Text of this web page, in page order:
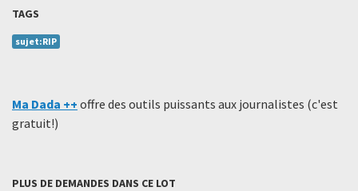
TAGS
sujet:RIP
Ma Dada ++ offre des outils puissants aux journalistes (c'est
gratuit!)
PLUS DE DEMANDES DANS CE LOT